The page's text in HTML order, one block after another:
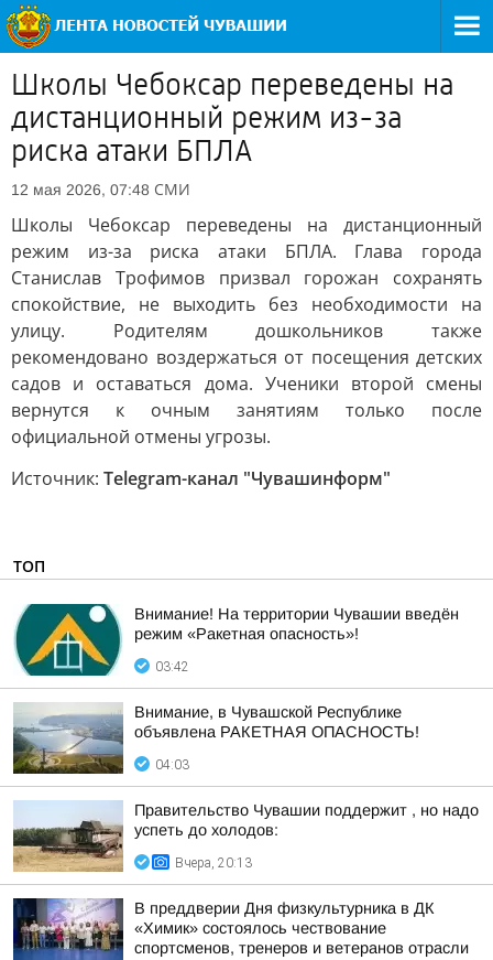
Школы Чебоксар переведены на
дистанционный режим из-за
риска атаки БПЛА
12 мая 2026, 07:48 СМИ
Школы Чебоксар переведены на дистанционный
режим из-за риска атаки БПЛА. Глава города
Станислав Трофимов призвал горожан сохранять
спокойствие, не выходить без необходимости на
улицу. Родителям дошкольников также
рекомендовано воздержаться от посещения детских
садов и оставаться дома. Ученики второй смены
вернутся к очным занятиям только после
официальной отмены угрозы.
Источник: Telegram-канал "Чувашинформ"
ТОП
Внимание! На территории Чувашии введён
режим «Ракетная опасность»!
03:42
Внимание, в Чувашской Республике
объявлена РАКЕТНАЯ ОПАСНОСТЬ!
04:03
Правительство Чувашии поддержит , но надо
успеть до холодов:
Вчера, 20:13
В преддверии Дня физкультурника в ДК
«Химик» состоялось чествование
спортсменов, тренеров и ветеранов отрасли